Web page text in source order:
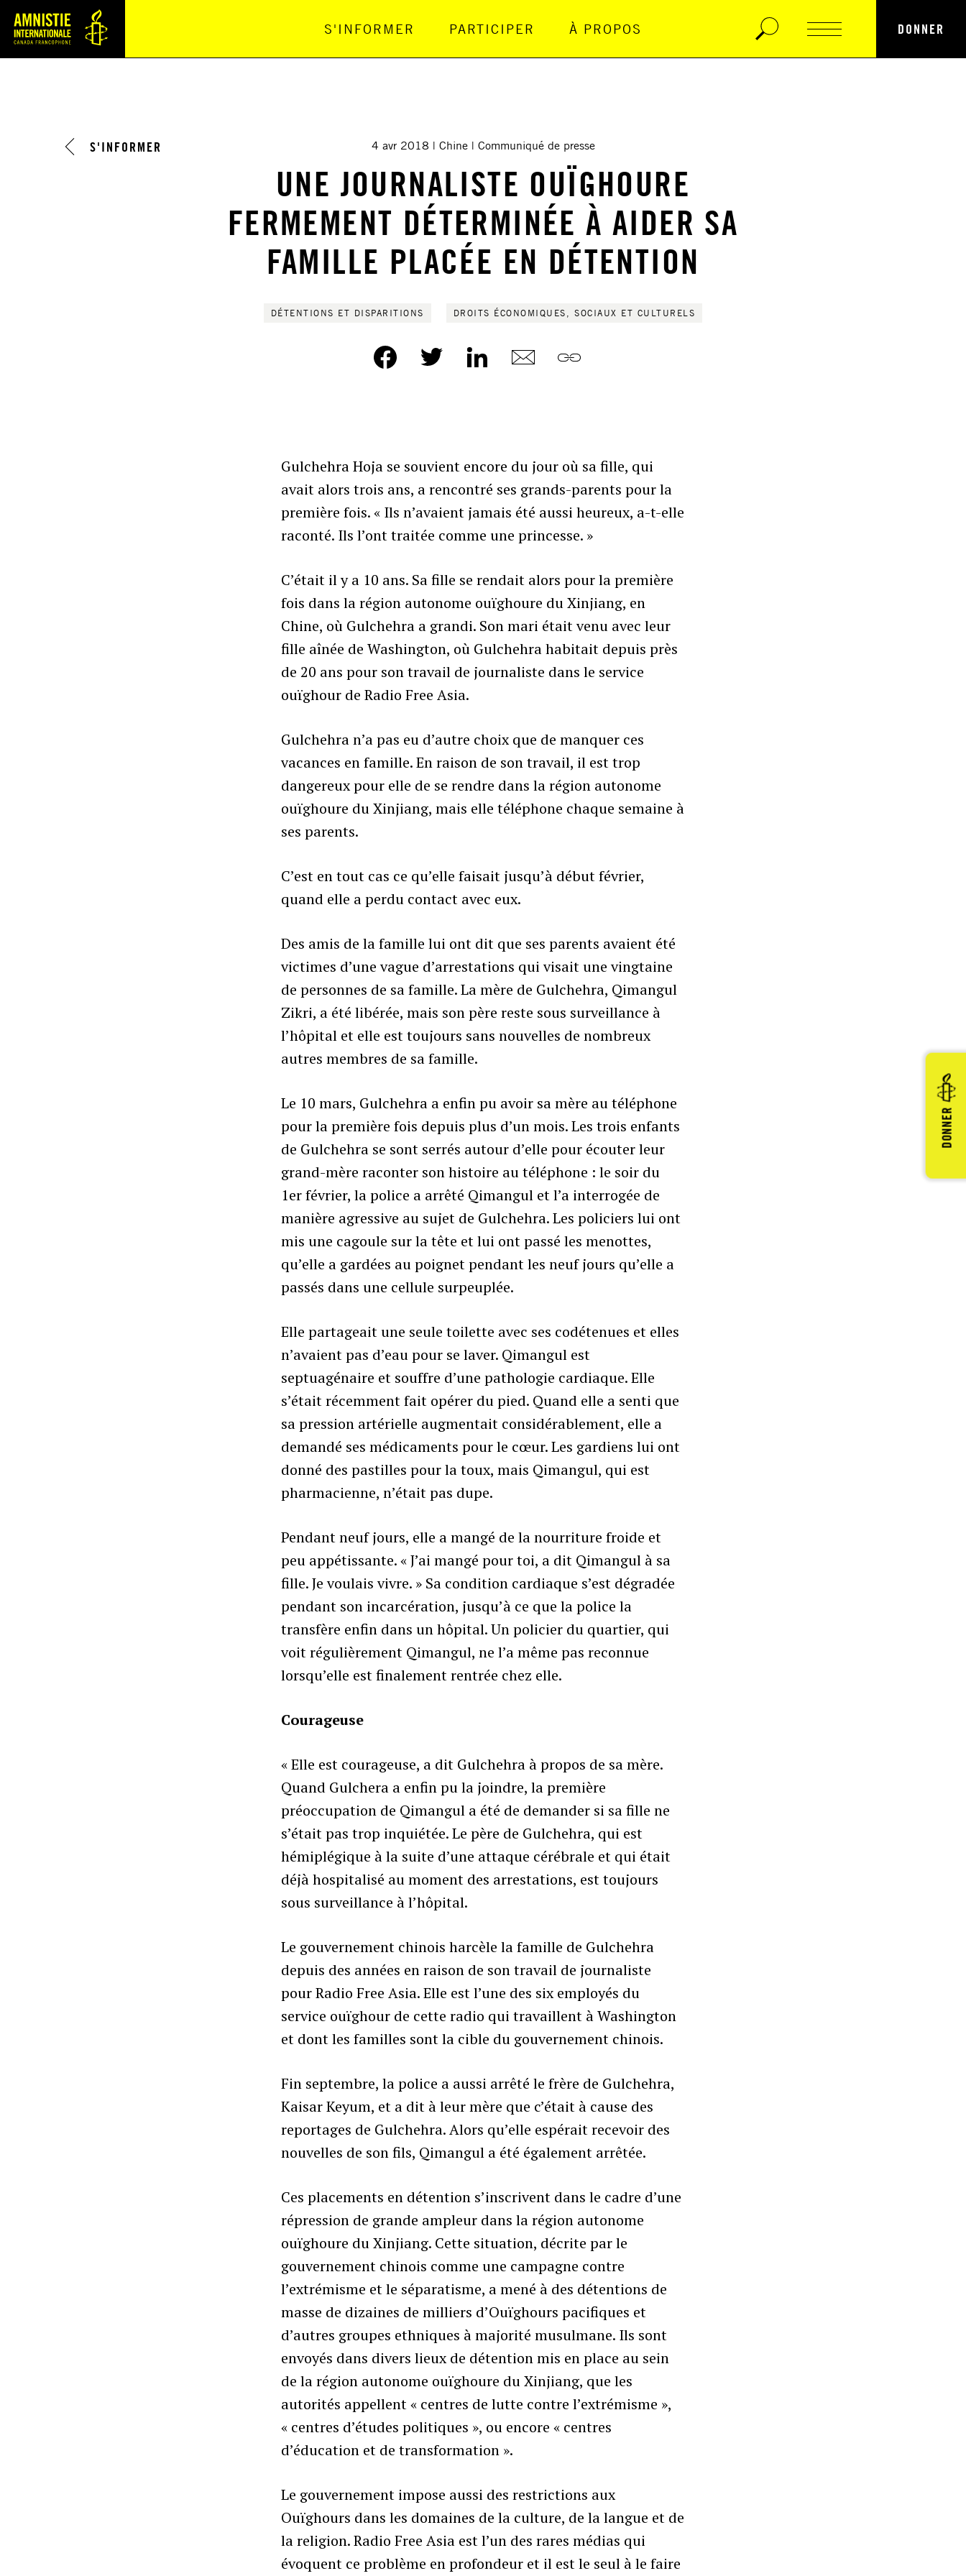
Navigation Principale
S'INFORMER PARTICIPER À PROPOS DONNER
DONNER
S'INFORMER 4 avr 2018 Chine Communiqué de presse
UNE JOURNALISTE OUÏGHOURE
FERMEMENT DÉTERMINÉE À AIDER SA
FAMILLE PLACÉE EN DÉTENTION
DÉTENTIONS ET DISPARITIONS DROITS ÉCONOMIQUES, SOCIAUX ET CULTURELS
Gulchehra Hoja se souvient encore du jour où sa fille, qui
avait alors trois ans, a rencontré ses grands-parents pour la
première fois. « Ils n’avaient jamais été aussi heureux, a-t-elle
raconté. Ils l’ont traitée comme une princesse. »
C’était il y a 10 ans. Sa fille se rendait alors pour la première
fois dans la région autonome ouïghoure du Xinjiang, en
Chine, où Gulchehra a grandi. Son mari était venu avec leur
fille aînée de Washington, où Gulchehra habitait depuis près
de 20 ans pour son travail de journaliste dans le service
ouïghour de Radio Free Asia.
Gulchehra n’a pas eu d’autre choix que de manquer ces
vacances en famille. En raison de son travail, il est trop
dangereux pour elle de se rendre dans la région autonome
ouïghoure du Xinjiang, mais elle téléphone chaque semaine à
ses parents.
C’est en tout cas ce qu’elle faisait jusqu’à début février,
quand elle a perdu contact avec eux.
Des amis de la famille lui ont dit que ses parents avaient été
victimes d’une vague d’arrestations qui visait une vingtaine
de personnes de sa famille. La mère de Gulchehra, Qimangul
Zikri, a été libérée, mais son père reste sous surveillance à
l’hôpital et elle est toujours sans nouvelles de nombreux
autres membres de sa famille.
Le 10 mars, Gulchehra a enfin pu avoir sa mère au téléphone
pour la première fois depuis plus d’un mois. Les trois enfants
de Gulchehra se sont serrés autour d’elle pour écouter leur
grand-mère raconter son histoire au téléphone : le soir du
1er février, la police a arrêté Qimangul et l’a interrogée de
manière agressive au sujet de Gulchehra. Les policiers lui ont
mis une cagoule sur la tête et lui ont passé les menottes,
qu’elle a gardées au poignet pendant les neuf jours qu’elle a
passés dans une cellule surpeuplée.
Elle partageait une seule toilette avec ses codétenues et elles
n’avaient pas d’eau pour se laver. Qimangul est
septuagénaire et souffre d’une pathologie cardiaque. Elle
s’était récemment fait opérer du pied. Quand elle a senti que
sa pression artérielle augmentait considérablement, elle a
demandé ses médicaments pour le cœur. Les gardiens lui ont
donné des pastilles pour la toux, mais Qimangul, qui est
pharmacienne, n’était pas dupe.
Pendant neuf jours, elle a mangé de la nourriture froide et
peu appétissante. « J’ai mangé pour toi, a dit Qimangul à sa
fille. Je voulais vivre. » Sa condition cardiaque s’est dégradée
pendant son incarcération, jusqu’à ce que la police la
transfère enfin dans un hôpital. Un policier du quartier, qui
voit régulièrement Qimangul, ne l’a même pas reconnue
lorsqu’elle est finalement rentrée chez elle.
Courageuse
« Elle est courageuse, a dit Gulchehra à propos de sa mère.
Quand Gulchera a enfin pu la joindre, la première
préoccupation de Qimangul a été de demander si sa fille ne
s’était pas trop inquiétée. Le père de Gulchehra, qui est
hémiplégique à la suite d’une attaque cérébrale et qui était
déjà hospitalisé au moment des arrestations, est toujours
sous surveillance à l’hôpital.
Le gouvernement chinois harcèle la famille de Gulchehra
depuis des années en raison de son travail de journaliste
pour Radio Free Asia. Elle est l’une des six employés du
service ouïghour de cette radio qui travaillent à Washington
et dont les familles sont la cible du gouvernement chinois.
Fin septembre, la police a aussi arrêté le frère de Gulchehra,
Kaisar Keyum, et a dit à leur mère que c’était à cause des
reportages de Gulchehra. Alors qu’elle espérait recevoir des
nouvelles de son fils, Qimangul a été également arrêtée.
Ces placements en détention s’inscrivent dans le cadre d’une
répression de grande ampleur dans la région autonome
ouïghoure du Xinjiang. Cette situation, décrite par le
gouvernement chinois comme une campagne contre
l’extrémisme et le séparatisme, a mené à des détentions de
masse de dizaines de milliers d’Ouïghours pacifiques et
d’autres groupes ethniques à majorité musulmane. Ils sont
envoyés dans divers lieux de détention mis en place au sein
de la région autonome ouïghoure du Xinjiang, que les
autorités appellent « centres de lutte contre l’extrémisme »,
« centres d’études politiques », ou encore « centres
d’éducation et de transformation ».
Le gouvernement impose aussi des restrictions aux
Ouïghours dans les domaines de la culture, de la langue et de
la religion. Radio Free Asia est l’un des rares médias qui
évoquent ce problème en profondeur et il est le seul à le faire